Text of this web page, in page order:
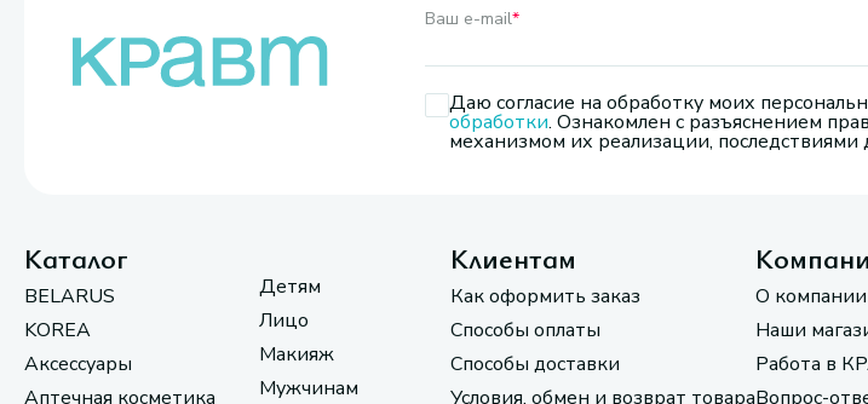
Ваш e-mail*
Даю согласие на обработку моих
обработки. Ознакомлен с разъяснением
механизмом их реализации, последствиями
Каталог
BELARUS
KOREA
Аксессуары
Аптечная косметика
Детям
Лицо
Макияж
Мужчинам
Клиентам
Как оформить заказ
Способы оплаты
Способы доставки
Условия, обмен и возврат товара
О компании
Наши
Работа в
Вопрос-